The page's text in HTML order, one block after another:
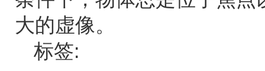
大的虚像。
标签: